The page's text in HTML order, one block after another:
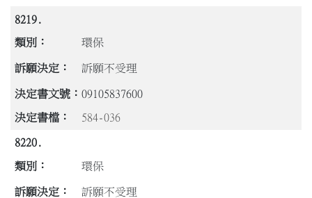
8219.
環保
訴願不受理
09105837600
584-036
8220.
環保
訴願不受理